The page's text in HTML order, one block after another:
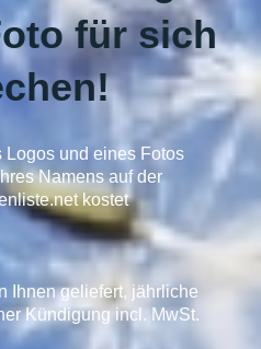
für sich
Logos und eines Fotos
Namens auf der
kostet
Ihnen geliefert, jährliche
Kündigung incl. MwSt.